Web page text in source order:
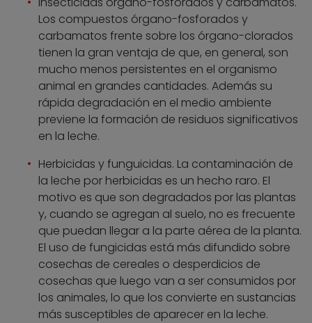
Los compuestos órgano-fosforados y
carbamatos frente sobre los órgano-clorados
tienen la gran ventaja de que, en general, son
mucho menos persistentes en el organismo
animal en grandes cantidades. Además su
rápida degradación en el medio ambiente
previene la formación de residuos significativos
en la leche.
Herbicidas y funguicidas. La contaminación de
la leche por herbicidas es un hecho raro. El
motivo es que son degradados por las plantas
y, cuando se agregan al suelo, no es frecuente
que puedan llegar a la parte aérea de la planta.
El uso de fungicidas está más difundido sobre
cosechas de cereales o desperdicios de
cosechas que luego van a ser consumidos por
los animales, lo que los convierte en sustancias
más susceptibles de aparecer en la leche.